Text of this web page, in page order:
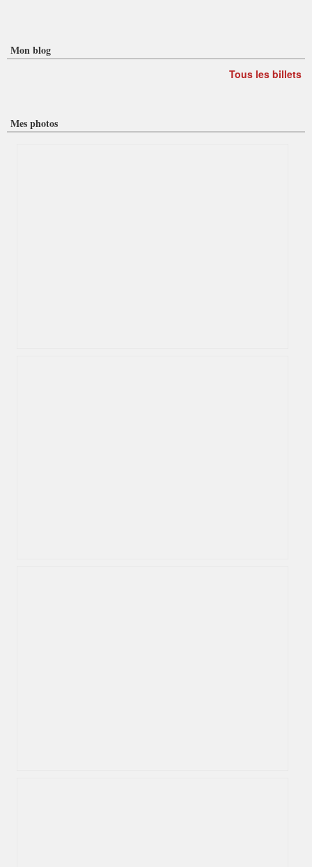
Mon blog
Tous les billets
Mes photos